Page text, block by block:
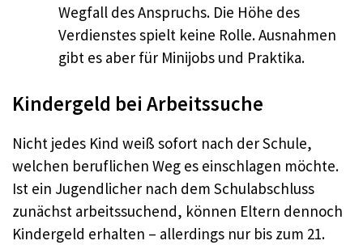
Wegfall des Anspruchs. Die Höhe des
Verdienstes spielt keine Rolle. Ausnahmen
gibt es aber für Minijobs und Praktika.
Kindergeld bei Arbeitssuche
Nicht jedes Kind weiß sofort nach der Schule,
welchen beruflichen Weg es einschlagen möchte.
Ist ein Jugendlicher nach dem Schulabschluss
zunächst arbeitssuchend, können Eltern dennoch
Kindergeld erhalten – allerdings nur bis zum 21.